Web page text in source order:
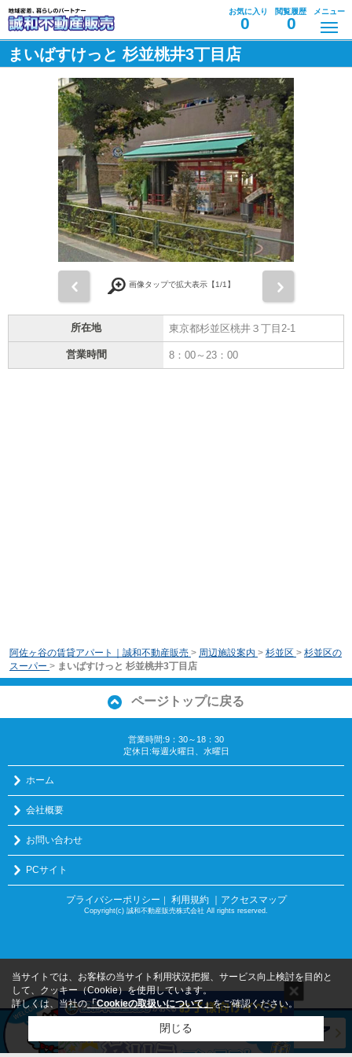
お気に入り
0
閲覧履歴
0
メニュー
まいばすけっと 杉並桃井3丁目店
画像タップで拡大表示【1/1】
所在地 東京都杉並区桃井３丁目2-1
営業時間 8：00～23：00
阿佐ヶ谷の賃貸アパート｜誠和不動産販売 > 周辺施設案内 > 杉並区 > 杉並区の
スーパー > まいばすけっと 杉並桃井3丁目店
ページトップに戻る
営業時間:9：30～18：30
定休日:毎週火曜日、水曜日
ホーム
会社概要
お問い合わせ
PCサイト
プライバシーポリシー ｜ 利用規約 ｜アクセスマップ
Copyright(c) 誠和不動産販売株式会社 All rights reserved.
当サイトでは、お客様の当サイト利用状況把握、サービス向上検討を目的と
して、クッキー（Cookie）を使用しています。
詳しくは、当社の「Cookieの取扱いについて」をご確認ください。
閉じる